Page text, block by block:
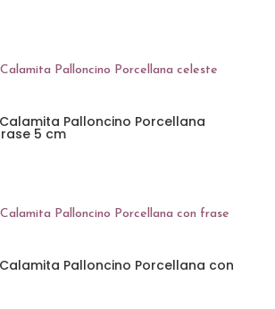
Palloncino Porcellana
5 cm
Palloncino Porcellana con